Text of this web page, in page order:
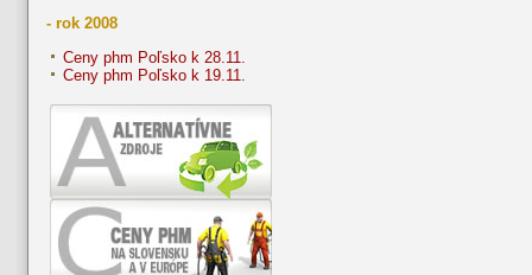
- rok 2008
Ceny phm Poľsko k 28.11.
Ceny phm Poľsko k 19.11.